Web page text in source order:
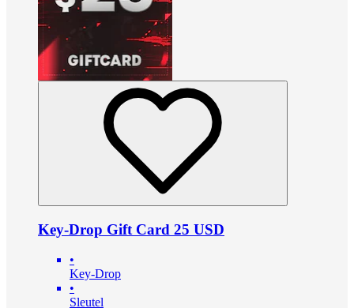
Key-Drop Gift Card 25 USD
•
Key-Drop
•
Sleutel